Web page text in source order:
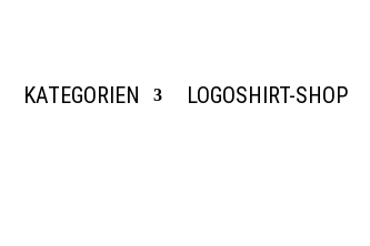
KATEGORIEN LOGOSHIRT-SHOP